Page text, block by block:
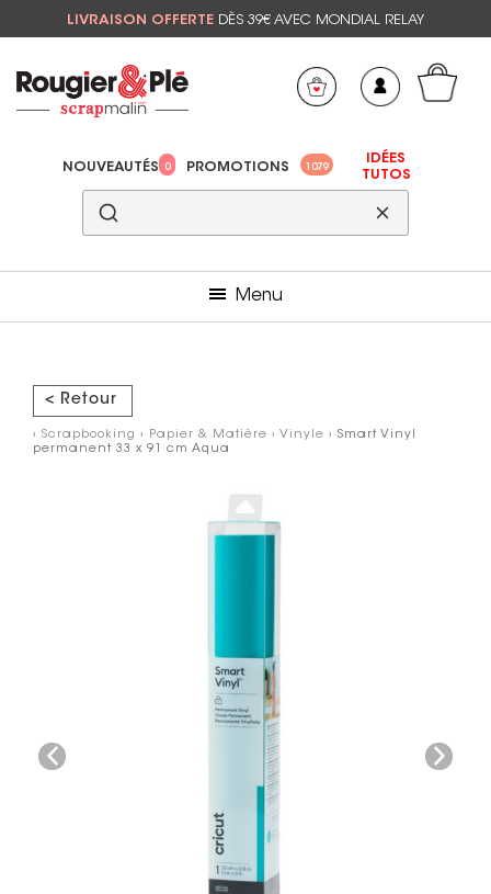
LIVRAISON OFFERTE DÈS 39€ AVEC MONDIAL RELAY
NOUVEAUTÉS 0 PROMOTIONS 1079
IDÉES
TUTOS
Menu
< Retour
› Scrapbooking › Papier & Matière › Vinyle › Smart Vinyl
permanent 33 x 91 cm Aqua